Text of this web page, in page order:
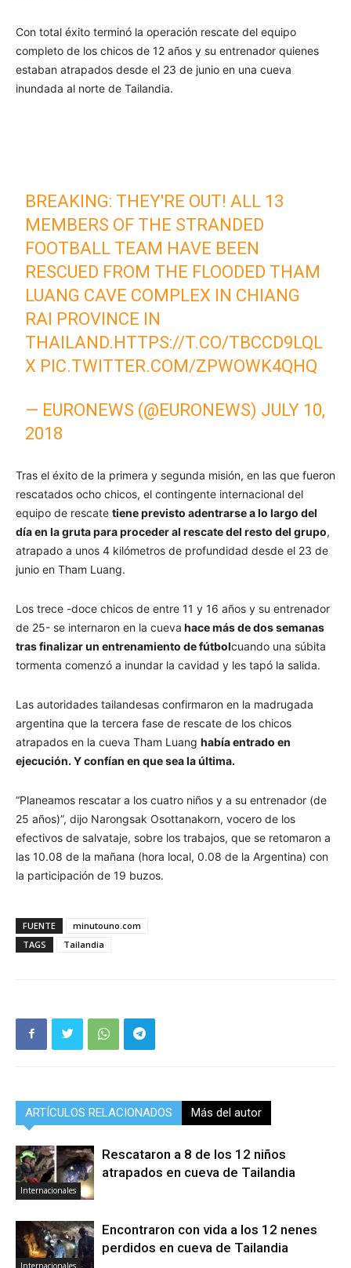
Con total éxito terminó la operación rescate del equipo
completo de los chicos de 12 años y su entrenador quienes
estaban atrapados desde el 23 de junio en una cueva
inundada al norte de Tailandia.
BREAKING: THEY'RE OUT! ALL 13
MEMBERS OF THE STRANDED
FOOTBALL TEAM HAVE BEEN
RESCUED FROM THE FLOODED THAM
LUANG CAVE COMPLEX IN CHIANG
RAI PROVINCE IN
THAILAND.HTTPS://T.CO/TBCCD9LQL
X PIC.TWITTER.COM/ZPWOWK4QHQ
— EURONEWS (@EURONEWS) JULY 10,
2018
Tras el éxito de la primera y segunda misión, en las que fueron
rescatados ocho chicos, el contingente internacional del
equipo de rescate tiene previsto adentrarse a lo largo del
día en la gruta para proceder al rescate del resto del grupo,
atrapado a unos 4 kilómetros de profundidad desde el 23 de
junio en Tham Luang.
Los trece -doce chicos de entre 11 y 16 años y su entrenador
de 25- se internaron en la cueva hace más de dos semanas
tras finalizar un entrenamiento de fútbolcuando una súbita
tormenta comenzó a inundar la cavidad y les tapó la salida.
Las autoridades tailandesas confirmaron en la madrugada
argentina que la tercera fase de rescate de los chicos
atrapados en la cueva Tham Luang había entrado en
ejecución. Y confían en que sea la última.
“Planeamos rescatar a los cuatro niños y a su entrenador (de
25 años)”, dijo Narongsak Osottanakorn, vocero de los
efectivos de salvataje, sobre los trabajos, que se retomaron a
las 10.08 de la mañana (hora local, 0.08 de la Argentina) con
la participación de 19 buzos.
FUENTE
minutouno.com
TAGS
Tailandia
ARTÍCULOS RELACIONADOS Más del autor
Internacionales
Rescataron a 8 de los 12 niños
atrapados en cueva de Tailandia
Internacionales
Encontraron con vida a los 12 nenes
perdidos en cueva de Tailandia